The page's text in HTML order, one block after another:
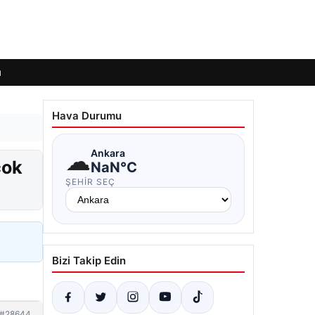
Hava Durumu
☁Ankara
NaN°C
ŞEHIR SEÇ
Bizi Takip Edin